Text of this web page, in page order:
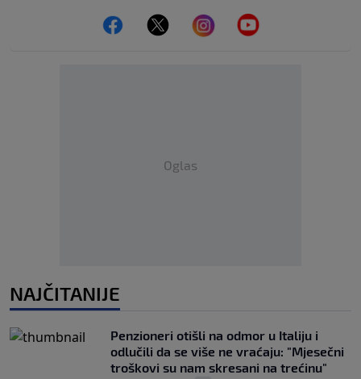
Oglas
NAJČITANIJE
Penzioneri otišli na odmor u Italiju i
odlučili da se više ne vraćaju: "Mjesečni
troškovi su nam skresani na trećinu"